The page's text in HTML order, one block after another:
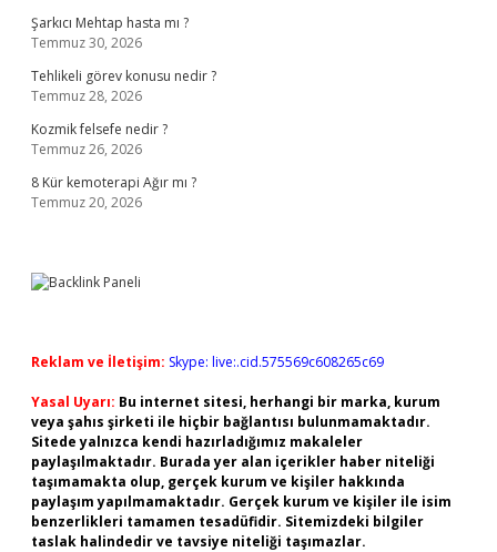
Şarkıcı Mehtap hasta mı ?
Temmuz 30, 2026
Tehlikeli görev konusu nedir ?
Temmuz 28, 2026
Kozmik felsefe nedir ?
Temmuz 26, 2026
8 Kür kemoterapi Ağır mı ?
Temmuz 20, 2026
Reklam ve İletişim: Skype: live:.cid.575569c608265c69
Yasal Uyarı: Bu internet sitesi, herhangi bir marka, kurum
veya şahıs şirketi ile hiçbir bağlantısı bulunmamaktadır.
Sitede yalnızca kendi hazırladığımız makaleler
paylaşılmaktadır. Burada yer alan içerikler haber niteliği
taşımamakta olup, gerçek kurum ve kişiler hakkında
paylaşım yapılmamaktadır. Gerçek kurum ve kişiler ile isim
benzerlikleri tamamen tesadüfidir. Sitemizdeki bilgiler
taslak halindedir ve tavsiye niteliği taşımazlar.